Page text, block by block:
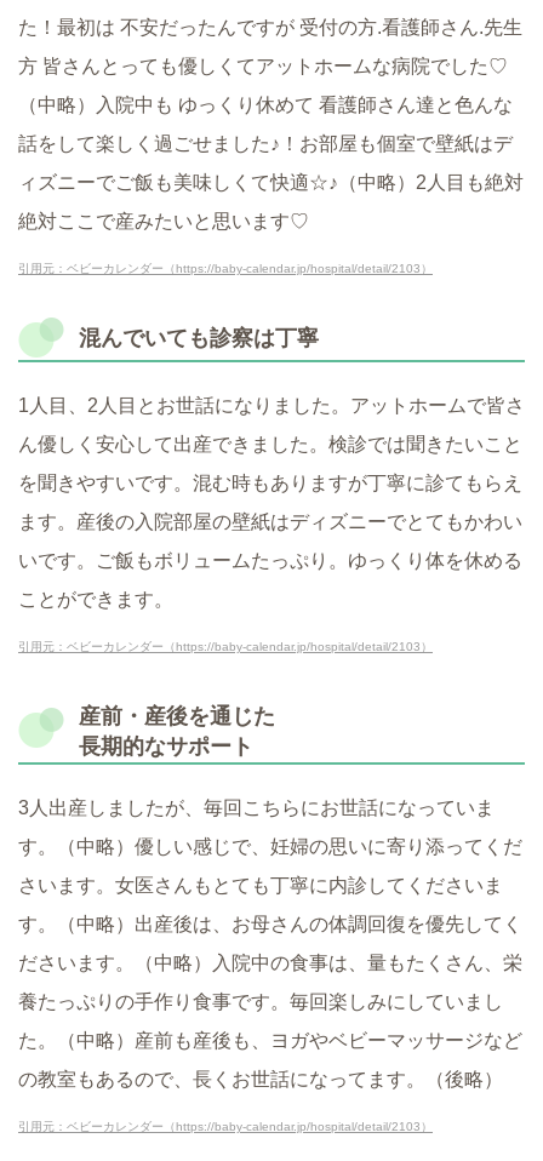
た！最初は 不安だったんですが 受付の方.看護師さん.先生
方 皆さんとっても優しくてアットホームな病院でした♡
（中略）入院中も ゆっくり休めて 看護師さん達と色んな
話をして楽しく過ごせました♪！お部屋も個室で壁紙はデ
ィズニーでご飯も美味しくて快適☆♪（中略）2人目も絶対
絶対ここで産みたいと思います♡
引用元：ベビーカレンダー（https://baby-calendar.jp/hospital/detail/2103）
混んでいても診察は丁寧
1人目、2人目とお世話になりました。アットホームで皆さ
ん優しく安心して出産できました。検診では聞きたいこと
を聞きやすいです。混む時もありますが丁寧に診てもらえ
ます。産後の入院部屋の壁紙はディズニーでとてもかわい
いです。ご飯もボリュームたっぷり。ゆっくり体を休める
ことができます。
引用元：ベビーカレンダー（https://baby-calendar.jp/hospital/detail/2103）
産前・産後を通じた
長期的なサポート
3人出産しましたが、毎回こちらにお世話になっていま
す。（中略）優しい感じで、妊婦の思いに寄り添ってくだ
さいます。女医さんもとても丁寧に内診してくださいま
す。（中略）出産後は、お母さんの体調回復を優先してく
ださいます。（中略）入院中の食事は、量もたくさん、栄
養たっぷりの手作り食事です。毎回楽しみにしていまし
た。（中略）産前も産後も、ヨガやベビーマッサージなど
の教室もあるので、長くお世話になってます。（後略）
引用元：ベビーカレンダー（https://baby-calendar.jp/hospital/detail/2103）